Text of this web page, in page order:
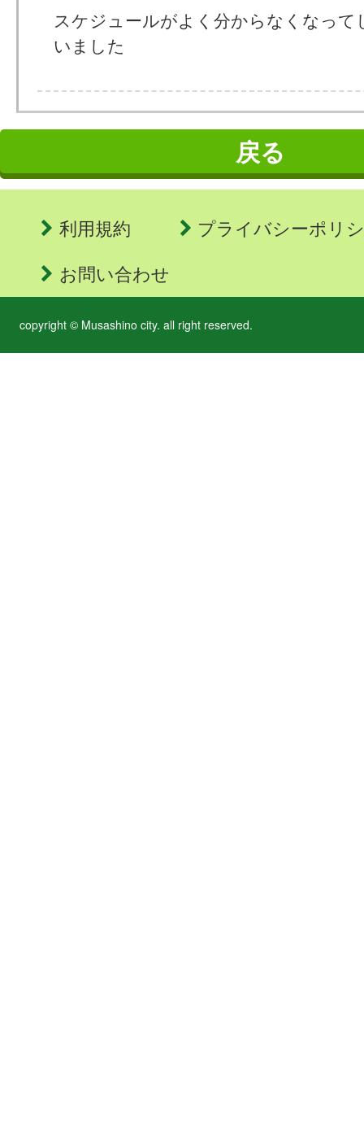
スケジュールがよく分からなくなって
いました
戻る
利用規約
プライバシーポリ
お問い合わせ
copyright © Musashino city. all right reserved.